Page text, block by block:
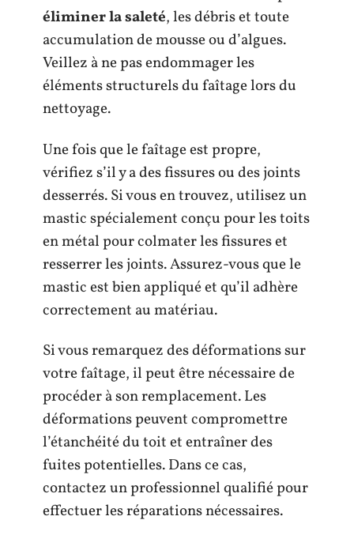
éliminer la saleté, les débris et toute
accumulation de mousse ou d’algues.
Veillez à ne pas endommager les
éléments structurels du faîtage lors du
nettoyage.
Une fois que le faîtage est propre,
vérifiez s’il y a des fissures ou des joints
desserrés. Si vous en trouvez, utilisez un
mastic spécialement conçu pour les toits
en métal pour colmater les fissures et
resserrer les joints. Assurez-vous que le
mastic est bien appliqué et qu’il adhère
correctement au matériau.
Si vous remarquez des déformations sur
votre faîtage, il peut être nécessaire de
procéder à son remplacement. Les
déformations peuvent compromettre
l’étanchéité du toit et entraîner des
fuites potentielles. Dans ce cas,
contactez un professionnel qualifié pour
effectuer les réparations nécessaires.